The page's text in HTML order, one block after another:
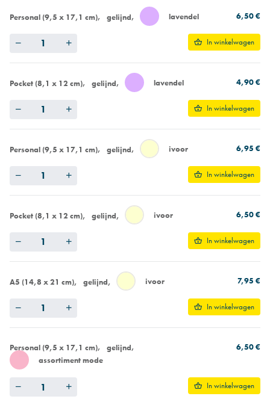
Personal (9,5 x 17,1 cm) gelijnd lavendel 6,50 €
In winkelwagen
Pocket (8,1 x 12 cm) gelijnd lavendel 4,90 €
In winkelwagen
Personal (9,5 x 17,1 cm) gelijnd ivoor 6,95 €
In winkelwagen
Pocket (8,1 x 12 cm) gelijnd ivoor 6,50 €
In winkelwagen
A5 (14,8 x 21 cm) gelijnd ivoor 7,95 €
In winkelwagen
Personal (9,5 x 17,1 cm)
gelijnd
assortiment mode
6,50 €
In winkelwagen